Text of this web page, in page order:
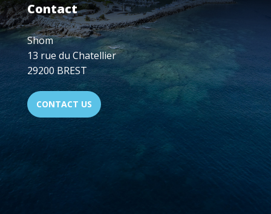
Contact
Shom
13 rue du Chatellier
29200 BREST
CONTACT US